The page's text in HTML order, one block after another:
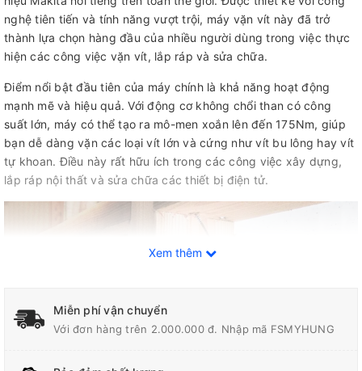
nghệ tiên tiến và tính năng vượt trội, máy vặn vít này đã trở
thành lựa chọn hàng đầu của nhiều người dùng trong việc thực
hiện các công việc vặn vít, lắp ráp và sửa chữa.
Điểm nổi bật đầu tiên của máy chính là khả năng hoạt động
mạnh mẽ và hiệu quả. Với động cơ không chổi than có công
suất lớn, máy có thể tạo ra mô-men xoắn lên đến 175Nm, giúp
bạn dễ dàng vặn các loại vít lớn và cứng như vít bu lông hay vít
tự khoan. Điều này rất hữu ích trong các công việc xây dựng,
lắp ráp nội thất và sửa chữa các thiết bị điện tử.
Xem thêm
Miễn phí vận chuyển
Với đơn hàng trên 2.000.000 đ. Nhập mã FSMYHUNG